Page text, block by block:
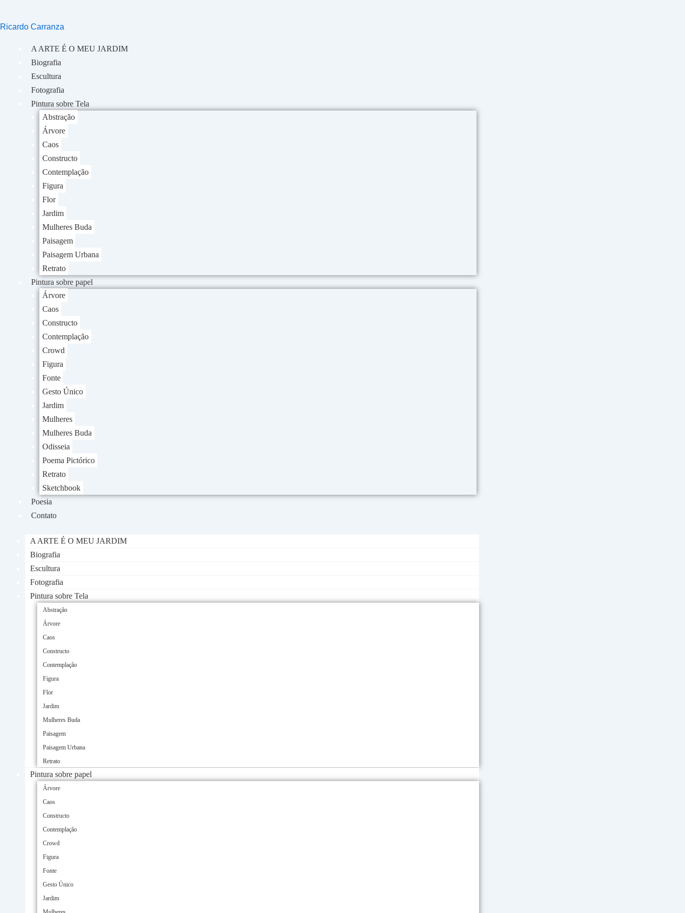
o
conteúdo
Ricardo Carranza
A ARTE É O MEU JARDIM
Biografia
Escultura
Fotografia
Pintura sobre Tela
Abstração
Árvore
Caos
Constructo
Contemplação
Figura
Flor
Jardim
Mulheres Buda
Paisagem
Paisagem Urbana
Retrato
Pintura sobre papel
Árvore
Caos
Constructo
Contemplação
Crowd
Figura
Fonte
Gesto Único
Jardim
Mulheres
Mulheres Buda
Odisseia
Poema Pictórico
Retrato
Sketchbook
Poesia
Contato
A ARTE É O MEU JARDIM
Biografia
Escultura
Fotografia
Pintura sobre Tela
Abstração
Árvore
Caos
Constructo
Contemplação
Figura
Flor
Jardim
Mulheres Buda
Paisagem
Paisagem Urbana
Retrato
Pintura sobre papel
Árvore
Caos
Constructo
Contemplação
Crowd
Figura
Fonte
Gesto Único
Jardim